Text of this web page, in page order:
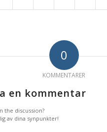
0
KOMMENTARER
en kommentar
the discussion?
av dina synpunkter!